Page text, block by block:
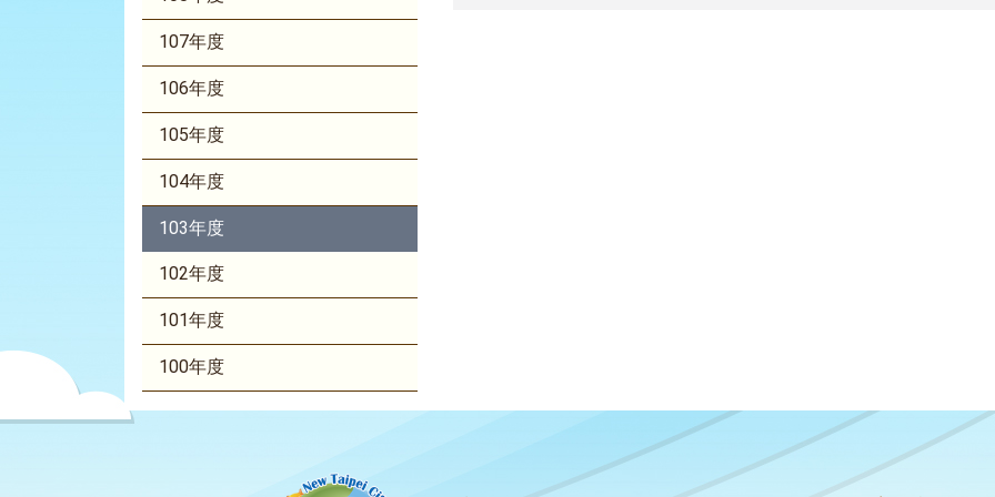
107年度
106年度
105年度
104年度
103年度
102年度
101年度
100年度